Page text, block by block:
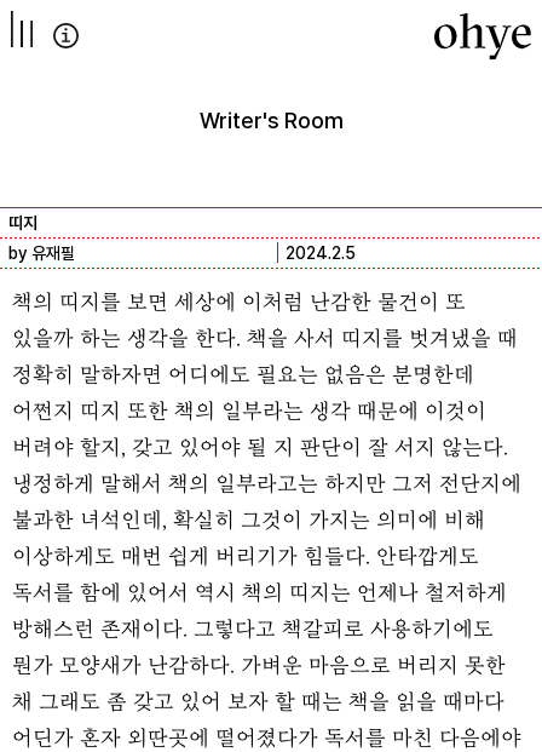
컨텐츠로
넘어가기
Writer's Room
띠지
by 유재필
2024.2.5
책의 띠지를 보면 세상에 이처럼 난감한 물건이 또
있을까 하는 생각을 한다. 책을 사서 띠지를 벗겨냈을 때
정확히 말하자면 어디에도 필요는 없음은 분명한데
어쩐지 띠지 또한 책의 일부라는 생각 때문에 이것이
버려야 할지, 갖고 있어야 될 지 판단이 잘 서지 않는다.
냉정하게 말해서 책의 일부라고는 하지만 그저 전단지에
불과한 녀석인데, 확실히 그것이 가지는 의미에 비해
이상하게도 매번 쉽게 버리기가 힘들다. 안타깝게도
독서를 함에 있어서 역시 책의 띠지는 언제나 철저하게
방해스런 존재이다. 그렇다고 책갈피로 사용하기에도
뭔가 모양새가 난감하다. 가벼운 마음으로 버리지 못한
채 그래도 좀 갖고 있어 보자 할 때는 책을 읽을 때마다
어딘가 혼자 외딴곳에 떨어졌다가 독서를 마친 다음에야